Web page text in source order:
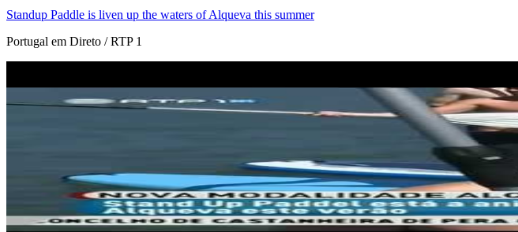
Standup Paddle is liven up the waters of Alqueva this summer
Portugal em Direto / RTP 1